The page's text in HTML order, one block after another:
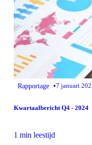
Rapportage •7 januari
Kwartaalbericht Q4 - 2024
1 min leestijd